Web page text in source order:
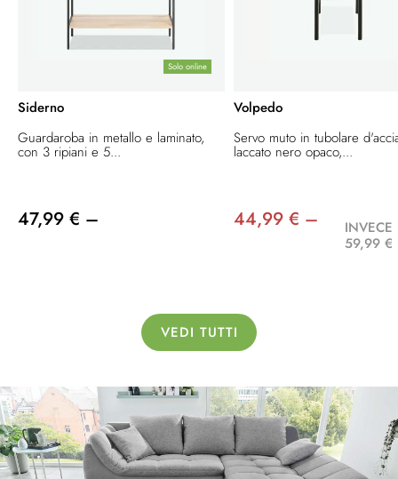
Solo online
Siderno
Guardaroba in metallo e laminato,
con 3 ripiani e 5...
47,99 € –
Volpedo
Servo muto in tubolare
laccato nero opaco,...
44,99 € –
INVECE
59,99 €
VEDI TUTTI